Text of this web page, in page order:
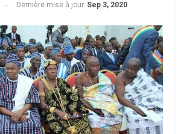
Dernière mise à jour Sep 3, 2020